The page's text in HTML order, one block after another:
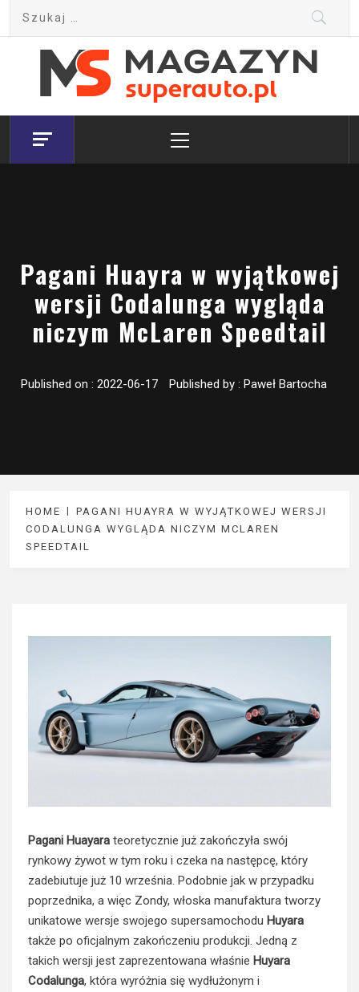
Magazyn.Superauto.pl
Nowy portal motoryzacyjny
Menu
Pagani Huayra w wyjątkowej
wersji Codalunga wygląda
niczym McLaren Speedtail
Published on : 2022-06-17 Published by : Paweł Bartocha
HOME
PAGANI HUAYRA W WYJĄTKOWEJ WERSJI
CODALUNGA WYGLĄDA NICZYM MCLAREN
SPEEDTAIL
Pagani Huayara teoretycznie już zakończyła swój
rynkowy żywot w tym roku i czeka na następcę, który
zadebiutuje już 10 września. Podobnie jak w przypadku
poprzednika, a więc Zondy, włoska manufaktura tworzy
unikatowe wersje swojego supersamochodu Huyara
także po oficjalnym zakończeniu produkcji. Jedną z
takich wersji jest zaprezentowana właśnie Huyara
Codalunga, która wyróżnia się wydłużonym i